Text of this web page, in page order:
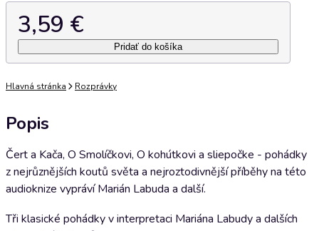
3,59 €
Pridať do košíka
Hlavná stránka Rozprávky
Popis
Čert a Kača, O Smolíčkovi, O kohútkovi a sliepočke - pohádky
z nejrůznějších koutů světa a nejroztodivnější příběhy na této
audioknize vypráví Marián Labuda a další.
Tři klasické pohádky v interpretaci Mariána Labudy a dalších